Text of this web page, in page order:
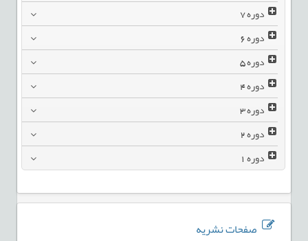
دوره7
دوره6
دوره5
دوره4
دوره3
دوره2
دوره1
صفحات نشریه